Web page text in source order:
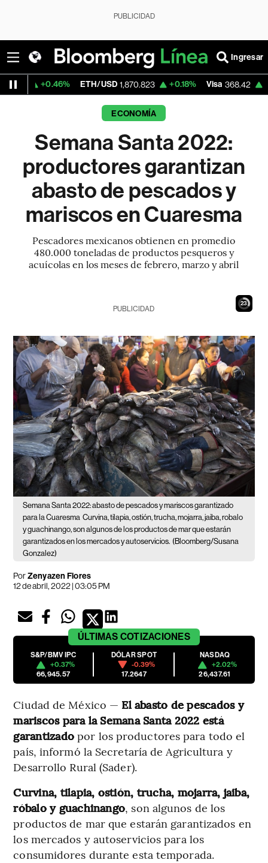
PUBLICIDAD
Ingresar
ETH/USD 1,870.823 +0.18% Visa 368.42 +0.75%
ECONOMÍA
Semana Santa 2022:
productores garantizan
abasto de pescados y
mariscos en Cuaresma
Pescadores mexicanos obtienen en promedio
480.000 toneladas de productos pesqueros y
acuícolas en los meses de febrero, marzo y abril
22
PUBLICIDAD
Semana Santa 2022: abasto de pescados y mariscos garantizado
para la Cuaresma Curvina, tilapia, ostión, trucha, mojarra, jaiba, robalo
y guachinango, son algunos de los productos de mar que estarán
garantizados en los mercados y autoservicios. (Bloomberg/Susana
Gonzalez)
PorZenyazen Flores
12 de abril, 2022 | 03:05 PM
ÚLTIMAS COTIZACIONES
S&P/BMV IPC
+0.37%
66,945.57
DÓLAR SPOT
-0.39%
17.2647
NASDAQ
+2.02%
26,437.61
Ciudad de México — El abasto de pescados y
mariscos para la Semana Santa 2022 está
garantizado por los productores para todo el
país, informó la Secretaría de Agricultura y
Desarrollo Rural (Sader).
Curvina, tilapia, ostión, trucha, mojarra, jaiba,
róbalo y guachinango, son algunos de los
productos de mar que estarán garantizados en
los mercados y autoservicios para los
consumidores durante esta temporada.